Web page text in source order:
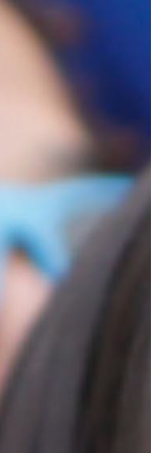
con el HHC?
en consumo; un cannabinoide
comercializa como destilado o
Cada día hay...